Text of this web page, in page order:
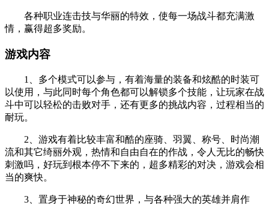
各种职业连击技与华丽的特效，使每一场战斗都充满激
情，赢得超多奖励。
游戏内容
1、多个模式可以参与，有着海量的装备和炫酷的时装可
以使用，与此同时每个角色都可以解锁多个技能，让玩家在战
斗中可以轻松的击败对手，还有更多的挑战内容，过程相当的
耐玩。
2、游戏有着比较丰富和酷的座骑、羽翼、称号、时尚潮
流和其它绮丽外观，热情和自由自在的作战，令人无比的畅快
刺激吗，好玩到根本停不下来的，超多精彩的对决，游戏会相
当的爽快。
3、置身于神秘的奇幻世界，与各种强大的英雄并肩作